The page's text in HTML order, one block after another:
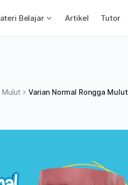
Belajar Artikel Tutor
Mulut Varian Normal Rongga Mulut